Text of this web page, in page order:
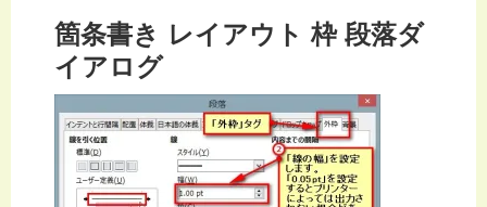
箇条書き レイアウト 枠 段落ダ
イアログ